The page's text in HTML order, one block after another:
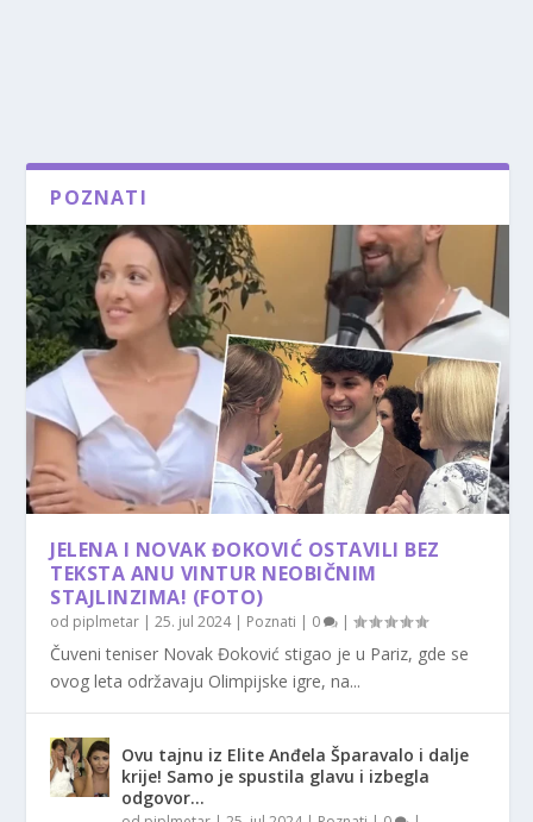
POZNATI
JELENA I NOVAK ĐOKOVIĆ OSTAVILI BEZ
TEKSTA ANU VINTUR NEOBIČNIM
STAJLINZIMA! (FOTO)
od piplmetar |25. jul 2024| Poznati | 0 |
Čuveni teniser Novak Đoković stigao je u Pariz, gde se
ovog leta održavaju Olimpijske igre, na...
Ovu tajnu iz Elite Anđela Šparavalo i dalje
krije! Samo je spustila glavu i izbegla
odgovor…